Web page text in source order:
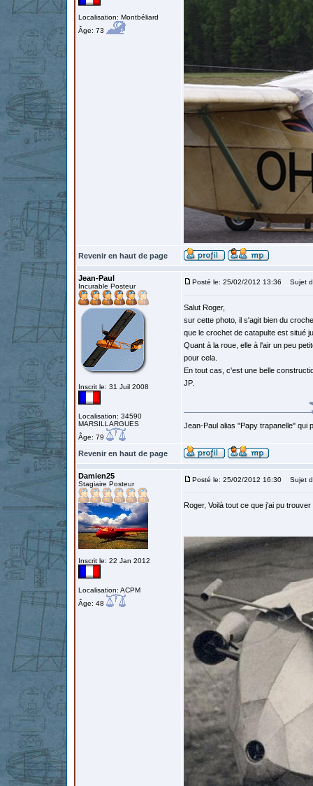
Localisation: Montbéliard
Âge: 73
Revenir en haut de page
Jean-Paul
Incurable Posteur
Inscrit le: 31 Juil 2008
Localisation: 34590
MARSILLARGUES
Âge: 79
Posté le: 25/02/2012 13:36 Sujet
Salut Roger,
sur cette photo, il s'agit bien du
que le crochet de catapulte est situé
Quant à la roue, elle à l'air un peu
pour cela.
En tout cas, c'est une belle
JP.
Jean-Paul alias "Papy trapanelle" qui
Revenir en haut de page
Damien25
Stagiaire Posteur
Inscrit le: 22 Jan 2012
Localisation: ACPM
Âge: 48
Posté le: 25/02/2012 16:30 Sujet
Roger, Voilà tout ce que j'ai pu trouver